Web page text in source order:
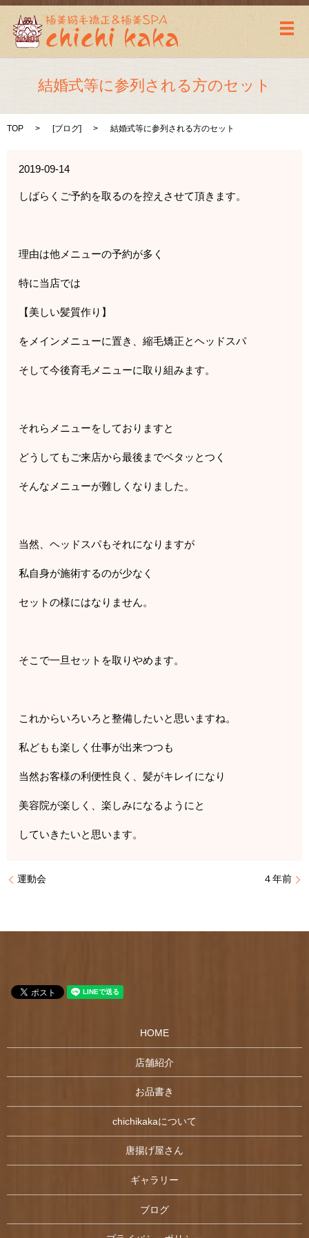
メ
結婚式等に参列される方のセット
TOP [ブログ] 結婚式等に参列される方のセット
2019-09-14
しばらくご予約を取るのを控えさせて頂きます。
理由は他メニューの予約が多く
特に当店では
【美しい髪質作り】
をメインメニューに置き、縮毛矯正とヘッドスパ
そして今後育毛メニューに取り組みます。
それらメニューをしておりますと
どうしてもご来店から最後までベタッとつく
そんなメニューが難しくなりました。
当然、ヘッドスパもそれになりますが
私自身が施術するのが少なく
セットの様にはなりません。
そこで一旦セットを取りやめます。
これからいろいろと整備したいと思いますね。
私どもも楽しく仕事が出来つつも
当然お客様の利便性良く、髪がキレイになり
美容院が楽しく、楽しみになるようにと
していきたいと思います。
運動会 ４年前
HOME
店舗紹介
お品書き
chichikakaについて
唐揚げ屋さん
ギャラリー
ブログ